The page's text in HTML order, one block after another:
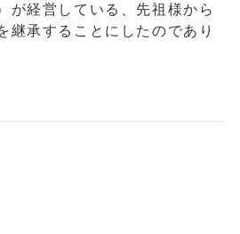
が経営している、先祖様から
継承することにしたのであり